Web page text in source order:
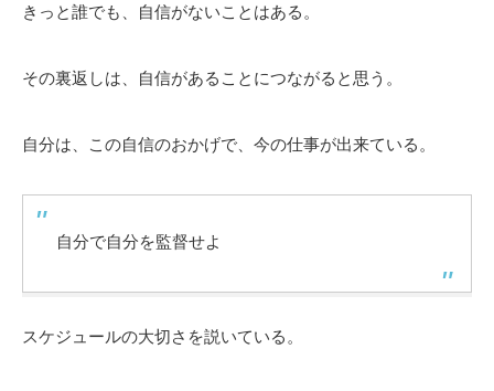
きっと誰でも、自信がないことはある。
その裏返しは、自信があることにつながると思う。
自分は、この自信のおかげで、今の仕事が出来ている。
自分で自分を監督せよ
スケジュールの大切さを説いている。